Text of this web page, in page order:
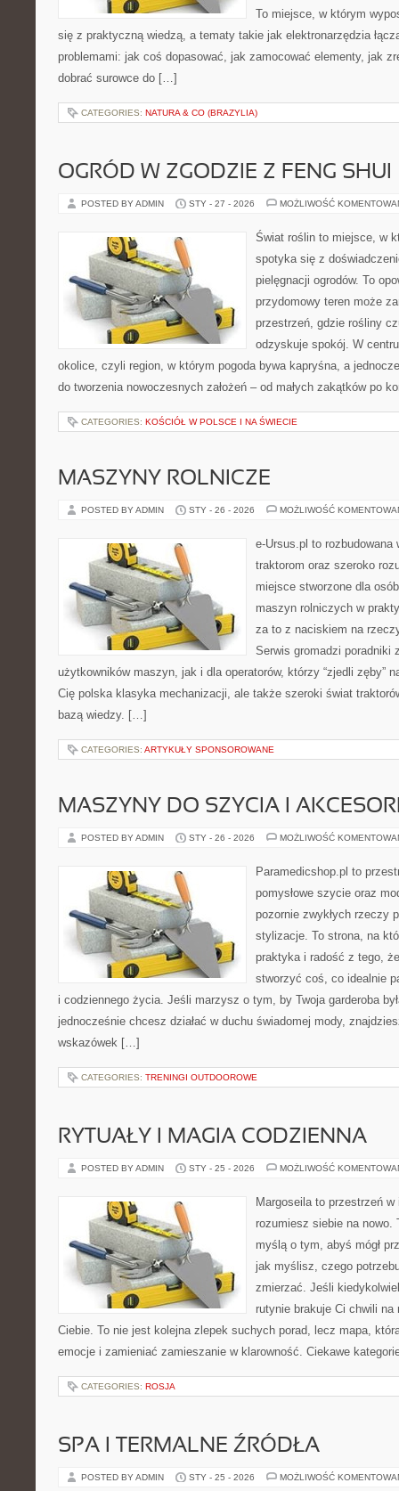
To miejsce, w którym
się z praktyczną wiedzą, a tematy takie jak elektronarzędzia
problemami: jak coś dopasować, jak zamocować elementy, jak
dobrać surowce do […]
CATEGORIES: NATURA & CO (BRAZYLIA)
OGRÓD W ZGODZIE Z FENG SHUI
POSTED BY ADMIN STY - 27 - 2026 MOŻLIWOŚĆ
Świat roślin to miejsce, w
spotyka się z
pielęgnacji ogrodów. To
przydomowy teren może
przestrzeń, gdzie rośliny
odzyskuje spokój. W
okolice, czyli region, w którym pogoda bywa kapryśna, a
do tworzenia nowoczesnych założeń – od małych zakątków po
CATEGORIES: KOŚCIÓŁ W POLSCE I NA ŚWIECIE
MASZYNY ROLNICZE
POSTED BY ADMIN STY - 26 - 2026 MOŻLIWOŚĆ
e-Ursus.pl to rozbudowana
traktorom oraz szeroko
miejsce stworzone dla
maszyn rolniczych w
za to z naciskiem na
Serwis gromadzi poradniki
użytkowników maszyn, jak i dla operatorów, którzy “zjedli zęby”
Cię polska klasyka mechanizacji, ale także szeroki świat
bazą wiedzy. […]
CATEGORIES: ARTYKUŁY SPONSOROWANE
MASZYNY DO SZYCIA I
POSTED BY ADMIN STY - 26 - 2026 MOŻLIWOŚĆ
Paramedicshop.pl to
pomysłowe szycie oraz
pozornie zwykłych rzeczy
stylizacje. To strona, na
praktyka i radość z tego,
stworzyć coś, co idealnie
i codziennego życia. Jeśli marzysz o tym, by Twoja garderoba
jednocześnie chcesz działać w duchu świadomej mody,
wskazówek […]
CATEGORIES: TRENINGI OUTDOOROWE
RYTUAŁY I MAGIA CODZIENNA
POSTED BY ADMIN STY - 25 - 2026 MOŻLIWOŚĆ
Margoseila to przestrzeń
rozumiesz siebie na nowo.
myślą o tym, abyś mógł
jak myślisz, czego
zmierzać. Jeśli
rutynie brakuje Ci chwili
Ciebie. To nie jest kolejna zlepek suchych porad, lecz mapa,
emocje i zamieniać zamieszanie w klarowność. Ciekawe
CATEGORIES: ROSJA
SPA I TERMALNE ŹRÓDŁA
POSTED BY ADMIN STY - 25 - 2026 MOŻLIWOŚĆ